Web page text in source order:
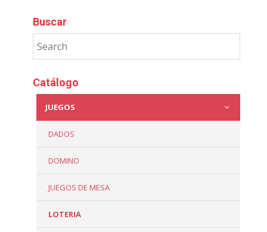
Buscar
Catálogo
JUEGOS
DADOS
DOMINO
JUEGOS DE MESA
LOTERIA